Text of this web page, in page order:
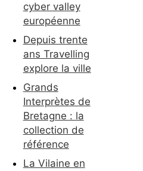
cyber valley
européenne
Depuis trente
ans Travelling
explore la ville
Grands
Interprètes de
Bretagne : la
collection de
référence
La Vilaine en